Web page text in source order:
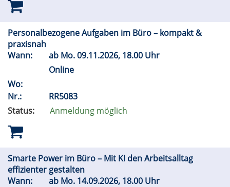
Personalbezogene Aufgaben im Büro – kompakt &
praxisnah
Wann:
ab Mo.09.11.2026, 18.00 Uhr
Online
Wo:
Nr.:
RR5083
Status:
Anmeldung möglich
Smarte Power im Büro – Mit KI den Arbeitsalltag
effizienter gestalten
Wann:
ab Mo. 14.09.2026, 18.00 Uhr